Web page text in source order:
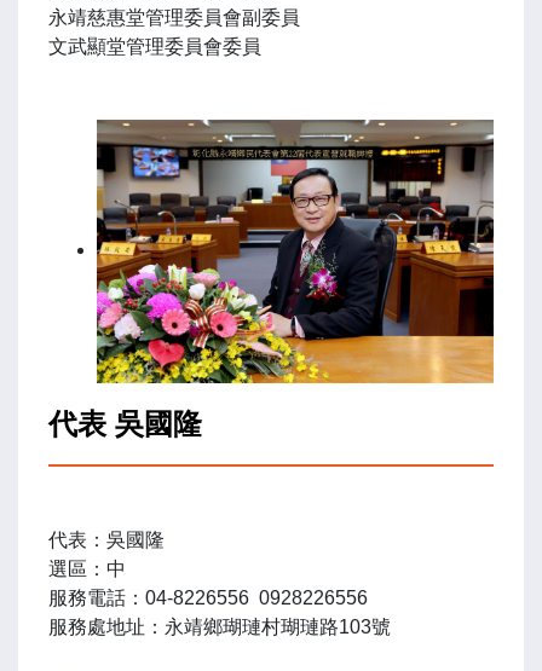
永靖慈惠堂管理委員會副委員
文武顯堂管理委員會委員
代表 吳國隆
代表：吳國隆
選區：中
服務電話：04-8226556 0928226556
服務處地址：永靖鄉瑚璉村瑚璉路103號